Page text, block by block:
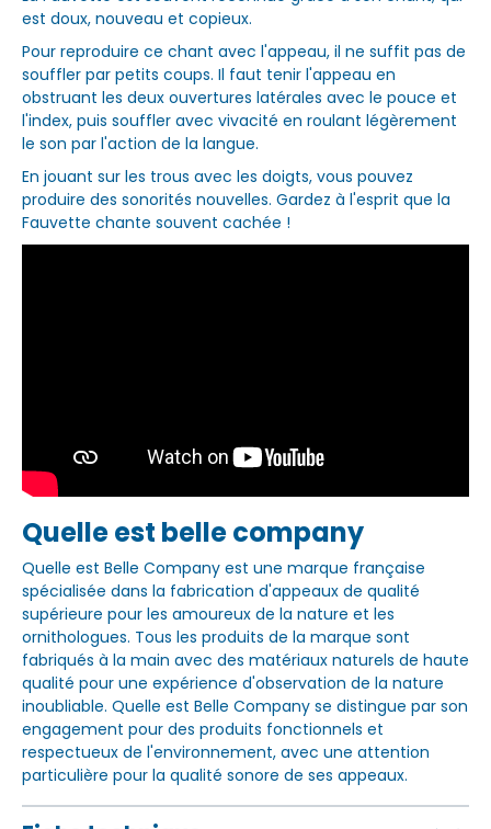
est doux, nouveau et copieux.
Pour reproduire ce chant avec l'appeau, il ne suffit pas de
souffler par petits coups. Il faut tenir l'appeau en
obstruant les deux ouvertures latérales avec le pouce et
l'index, puis souffler avec vivacité en roulant légèrement
le son par l'action de la langue.
En jouant sur les trous avec les doigts, vous pouvez
produire des sonorités nouvelles. Gardez à l'esprit que la
Fauvette chante souvent cachée !
Quelle est belle company
Quelle est Belle Company est une marque française
spécialisée dans la fabrication d'appeaux de qualité
supérieure pour les amoureux de la nature et les
ornithologues. Tous les produits de la marque sont
fabriqués à la main avec des matériaux naturels de haute
qualité pour une expérience d'observation de la nature
inoubliable. Quelle est Belle Company se distingue par son
engagement pour des produits fonctionnels et
respectueux de l'environnement, avec une attention
particulière pour la qualité sonore de ses appeaux.